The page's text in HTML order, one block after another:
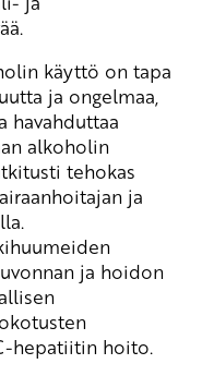
käyttö on tapa
ja ongelmaa,
havahduttaa
alkoholin
tehokas
ja
ja hoidon
hepatiitin hoito.